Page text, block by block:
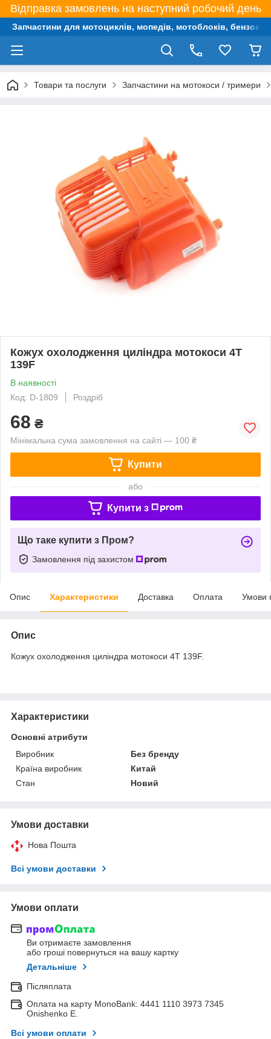
Відправка замовлень на наступний робочий день
Запчастини для мотоциклів, мопедів, мотоблоків,
Товари та послуги Запчастини на мотокоси / тримери
Кожух охолодження циліндра мотокоси 4T
139F
В наявності
Код: D-1809
Роздріб
68 ₴
Мінімальна сума замовлення на сайті — 100 ₴
Купити
або
Купити з
Що таке купити з Пром?
Замовлення під захистом
Опис Характеристики Доставка Оплата Умови
Опис
Кожух охолодження циліндра мотокоси 4T 139F.
Характеристики
Основні атрибути
Виробник
Без бренду
Країна виробник
Китай
Стан
Новий
Умови доставки
Нова Пошта
Всі умови доставки
Умови оплати
Ви отримаєте замовлення
або гроші повернуться на вашу картку
Детальніше
Післяплата
Оплата на карту MonoBank: 4441 1110 3973 7345
Onishenko E.
Всі умови оплати